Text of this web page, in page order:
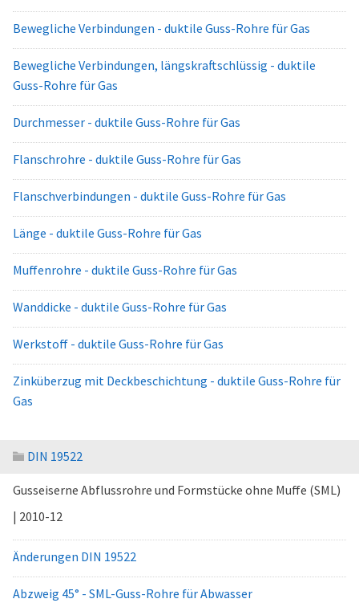
Bewegliche Verbindungen - duktile Guss-Rohre für Gas
Bewegliche Verbindungen, längskraftschlüssig - duktile
Guss-Rohre für Gas
Durchmesser - duktile Guss-Rohre für Gas
Flanschrohre - duktile Guss-Rohre für Gas
Flanschverbindungen - duktile Guss-Rohre für Gas
Länge - duktile Guss-Rohre für Gas
Muffenrohre - duktile Guss-Rohre für Gas
Wanddicke - duktile Guss-Rohre für Gas
Werkstoff - duktile Guss-Rohre für Gas
Zinküberzug mit Deckbeschichtung - duktile Guss-Rohre für
Gas
DIN 19522
Gusseiserne Abflussrohre und Formstücke ohne Muffe (SML)
| 2010-12
Änderungen DIN 19522
Abzweig 45° - SML-Guss-Rohre für Abwasser